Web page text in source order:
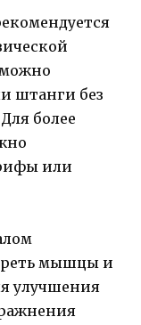
штанги без
более
или
мышцы и
улучшения